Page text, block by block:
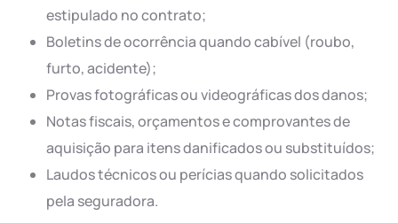
estipulado no contrato;
Boletins de ocorrência quando cabível (roubo,
furto, acidente);
Provas fotográficas ou videográficas dos danos;
Notas fiscais, orçamentos e comprovantes de
aquisição para itens danificados ou substituídos;
Laudos técnicos ou perícias quando solicitados
pela seguradora.